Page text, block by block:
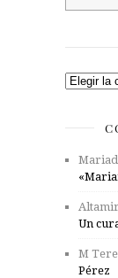
Un
M
Pérez